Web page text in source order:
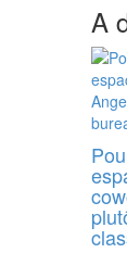
A